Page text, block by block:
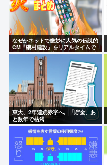
なぜかネットで微妙に人気の伝説的
CM『磯村建設』をリアルタイムで
見たことあるお爺さんモメンは存在
するのか？
東大、2年連続赤字へ。「貯金」あ
と数年で枯渇